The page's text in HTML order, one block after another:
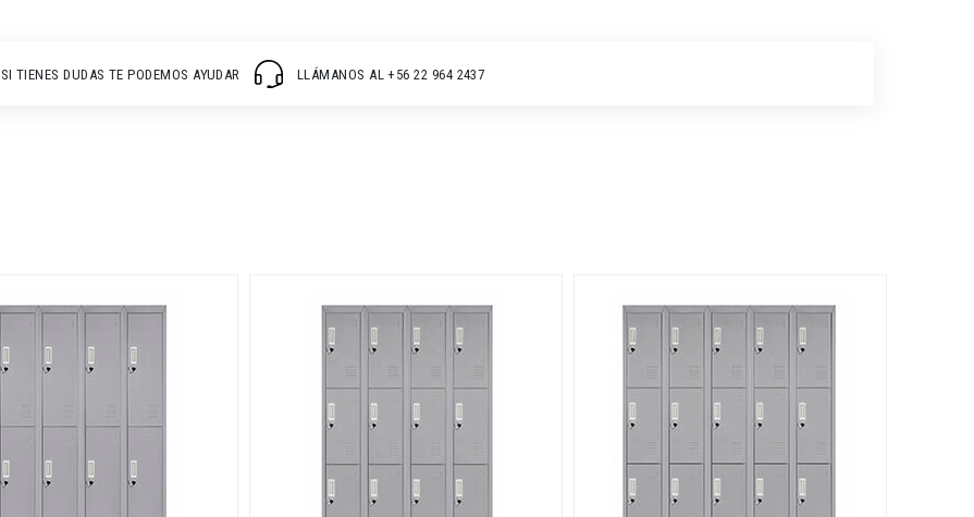
SI TIENES DUDAS TE PODEMOS AYUDAR LLÁMANOS AL +56 22 964 2437